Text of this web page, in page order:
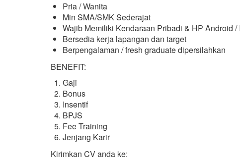
Pria / Wanita
Min SMA/SMK Sederajat
Wajib Memiliki Kendaraan Pribadi & HP Android /
Bersedia kerja lapangan dan target
Berpengalaman / fresh graduate dipersilahkan
BENEFIT:
Gaji
Bonus
Insentif
BPJS
Fee Training
Jenjang Karir
Kirimkan CV anda ke: